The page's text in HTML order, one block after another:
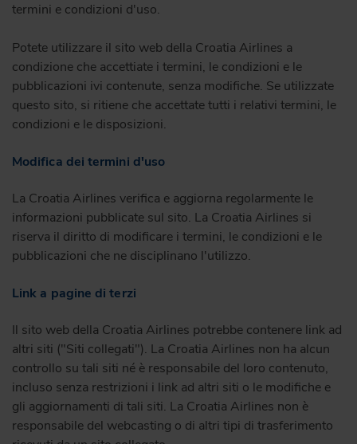
termini e condizioni d'uso.
Potete utilizzare il sito web della Croatia Airlines a
condizione che accettiate i termini, le condizioni e le
pubblicazioni ivi contenute, senza modifiche. Se utilizzate
questo sito, si ritiene che accettate tutti i relativi termini, le
condizioni e le disposizioni.
Modifica dei termini d'uso
La Croatia Airlines verifica e aggiorna regolarmente le
informazioni pubblicate sul sito. La Croatia Airlines si
riserva il diritto di modificare i termini, le condizioni e le
pubblicazioni che ne disciplinano l'utilizzo.
Link a pagine di terzi
Il sito web della Croatia Airlines potrebbe contenere link ad
altri siti ("Siti collegati"). La Croatia Airlines non ha alcun
controllo su tali siti né è responsabile del loro contenuto,
incluso senza restrizioni i link ad altri siti o le modifiche e
gli aggiornamenti di tali siti. La Croatia Airlines non è
responsabile del webcasting o di altri tipi di trasferimento